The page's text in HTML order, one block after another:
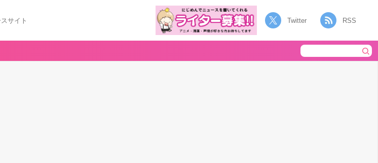
サイト Twitter RSS